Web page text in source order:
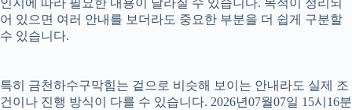
어 있으면 여러 안내를 보더라도 중요한 부분을 더 쉽게 구분할
수 있습니다.
특히 금천하수구막힘는 겉으로 비슷해 보이는 안내라도 실제 조
건이나 진행 방식이 다를 수 있습니다. 2026년07월07일 15시16분